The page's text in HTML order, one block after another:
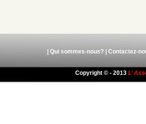
Qui sommes-nous?| Contactez-
Copyright © - 2013 L’